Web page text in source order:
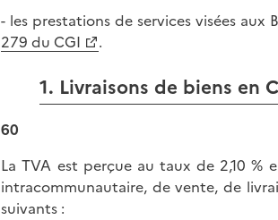
- les prestations de services visées
279 du CGI
.
1. Livraisons de biens en
60
La TVA est perçue au taux de 2,10
intracommunautaire, de vente, de
suivants :